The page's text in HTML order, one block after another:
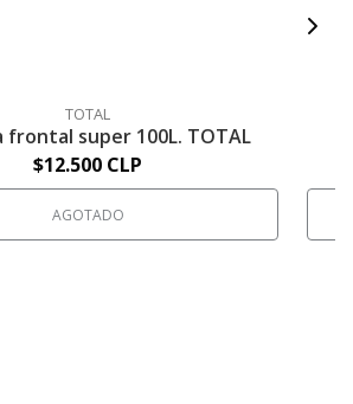
TOTAL
frontal super 100L. TOTAL
$12.500 CLP
AGOTADO